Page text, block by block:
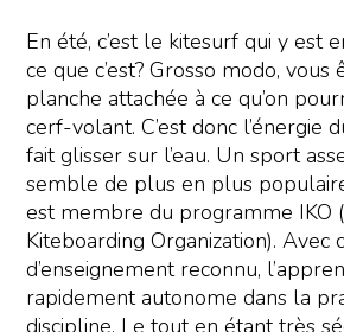
En été, c’est le kitesurf qui y est
ce que c’est? Grosso modo, vous
planche attachée à ce qu’on
cerf-volant. C’est donc l’énergie
fait glisser sur l’eau. Un sport
semble de plus en plus
est membre du programme IKO
Kiteboarding Organization). Avec
d’enseignement reconnu,
rapidement autonome dans la
discipline. Le tout en étant très